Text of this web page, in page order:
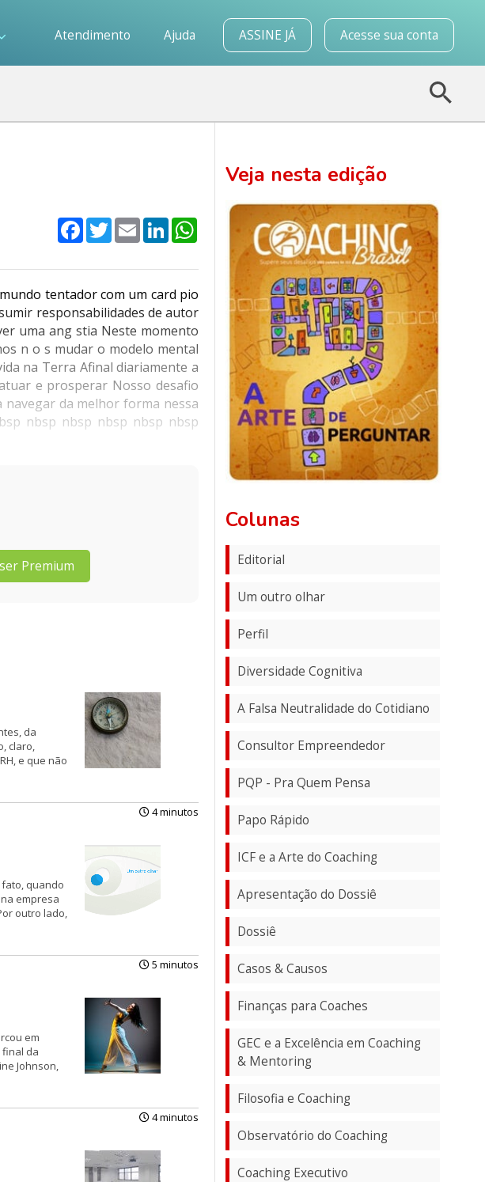
Atendimento Ajuda ASSINE JÁ Acesse sua conta
Facebook
TwitterEmailLinkedInWhatsApp
tentador com um card pio
responsabilidades de autor
uma ang stia Neste momento
n o s mudar o modelo mental
na Terra Afinal diariamente a
e prosperar Nosso desafio
da melhor forma nessa
nbsp nbsp nbsp nbsp nbsp
Premium
da
claro,
e que não
4 minutos
quando
empresa
outro lado,
5 minutos
em
final da
Johnson,
4 minutos
Veja nesta edição
Colunas
Editorial
Um outro olhar
Perfil
Diversidade Cognitiva
A Falsa Neutralidade do Cotidiano
Consultor Empreendedor
PQP - Pra Quem Pensa
Papo Rápido
ICF e a Arte do Coaching
Apresentação do Dossiê
Dossiê
Casos & Causos
Finanças para Coaches
GEC e a Excelência em Coaching
& Mentoring
Filosofia e Coaching
Observatório do Coaching
Coaching Executivo